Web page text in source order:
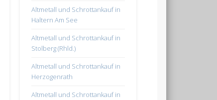
Altmetall und Schrottankauf in
Haltern Am See
Altmetall und Schrottankauf in
Stolberg (Rhld.)
Altmetall und Schrottankauf in
Herzogenrath
Altmetall und Schrottankauf in